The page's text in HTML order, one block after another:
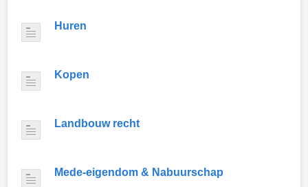
Huren
Kopen
Landbouw recht
Mede-eigendom & Nabuurschap